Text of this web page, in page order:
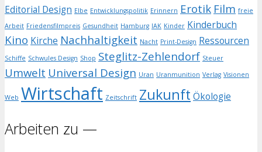
Editorial Design Elbe Entwicklungspolitik Erinnern Erotik Film freie
Arbeit Friedensfilmpreis Gesundheit Hamburg IAK Kinder Kinderbuch
Kino Kirche Nachhaltigkeit Nacht Print-Design Ressourcen
Schiffe Schwules Design Shop Steglitz-Zehlendorf Steuer
Umwelt Universal Design Uran Uranmunition Verlag Visionen
Web Wirtschaft Zeitschrift Zukunft Ökologie
Arbeiten zu —